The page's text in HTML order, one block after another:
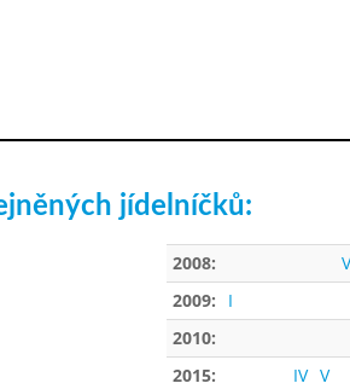
jídelníčků:
2008:
2009:
I
2010:
2015:
IV V